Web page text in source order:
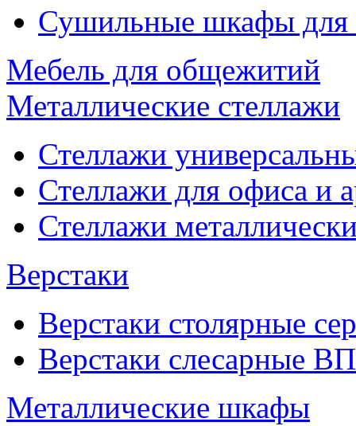
Сушильные шкафы
Мебель для общежитий
Металлические стеллажи
Стеллажи
Стеллажи для офиса и
Стеллажи
Верстаки
Верстаки столярные
Верстаки слесарные ВП
Металлические шкафы